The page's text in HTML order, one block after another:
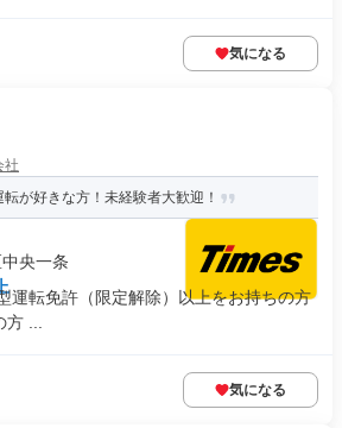
気になる
社
転が好きな方！未経験者大歓迎！
央一条
運転免許（限定解除）以上をお持ちの方
...
気になる